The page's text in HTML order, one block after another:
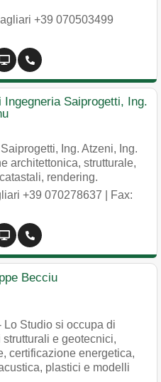
+39 070503499
Ingegneria Saiprogetti, Ing.
Ing. Atzeni, Ing.
architettonica, strutturale,
rendering.
+39 070278637 | Fax:
Becciu
Lo Studio si occupa di
e geotecnici,
certificazione energetica,
plastici e modelli